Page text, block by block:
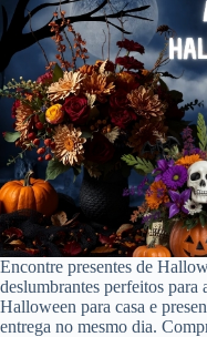
Encontre presentes de
deslumbrantes perfeitos para
Halloween para casa e
entrega no mesmo dia.